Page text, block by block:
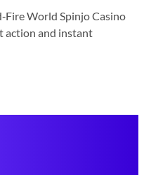
World Spinjo Casino
action and instant